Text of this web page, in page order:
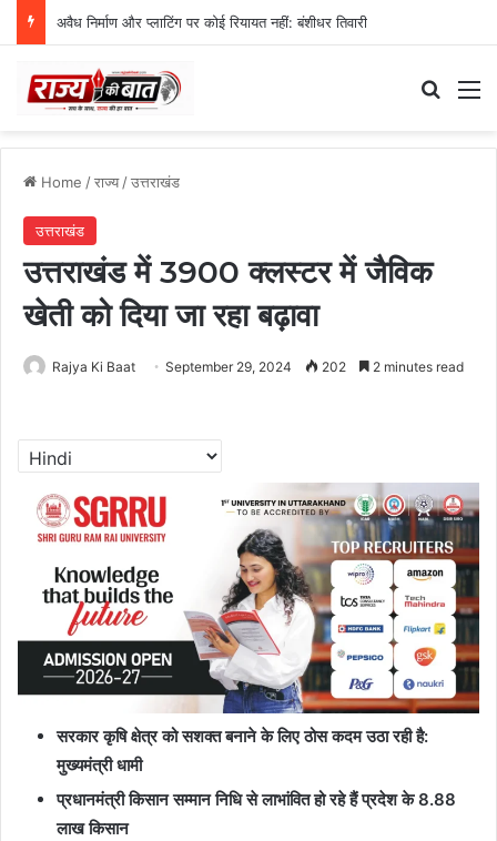
अवैध निर्माण और प्लाटिंग पर कोई रियायत नहीं: बंशीधर तिवारी
Home /राज्य/उत्तराखंड
उत्तराखंड
उत्तराखंड में 3900 क्लस्टर में जैविक
खेती को दिया जा रहा बढ़ावा
Rajya Ki Baat September 29, 2024 202 2 minutes read
सरकार कृषि क्षेत्र को सशक्त बनाने के लिए ठोस कदम उठा रही है:
मुख्यमंत्री धामी
प्रधानमंत्री किसान सम्मान निधि से लाभांवित हो रहे हैं प्रदेश के 8.88
लाख किसान